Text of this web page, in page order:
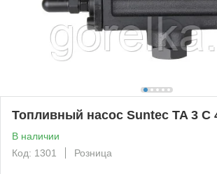
Топливный насос Suntec TA 3 C
В наличии
Код: 1301
Розница